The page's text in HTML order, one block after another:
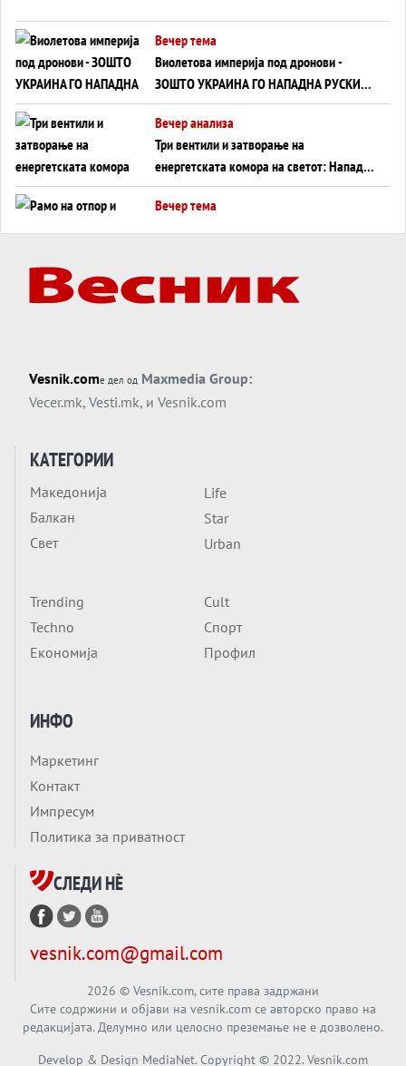
Вечер тема
Виолетова империја под дронови -
ЗОШТО УКРАИНА ГО НАПАДНА РУСКИОТ
WILDBERRIES
Вечер анализа
Три вентили и затворање на
енергетската комора на светот: Нападот
во Суец најавува глобален енергетски
инфаркт?
Вечер тема
Вечер тема
Силиконскиот ѕид веќе не е непробоен,
Вечер тема
Трамп тврди дека повторно „разговара“
со Иран - ваквите моменти се поопасни
трикови што го соборија ЕНРОН ги
применуваат гигантите за ВИ
Вечер тема
ОД ШАХЕД ДО СВЕТСКА ВОЈНА?
Обвинувањето кон Русија го поврзува
ДИПЛОМИ
туѓи судбини
Вечер тема
урива заштитниот ѕид, улиците се полнат
со отпор, а Европа гледа почеток на
голем потрес?
Вечер тема
Кинеска ракета испукана во Пацификот.
Vesnik.comе дел од Maxmedia Group:
Vecer.mk, Vesti.mk, и Vesnik.com
КАТЕГОРИИ
Македонија
Балкан
Свет
Life
Star
Urban
Trending
Techno
Економија
Cult
Спорт
Профил
ИНФО
Маркетинг
Контакт
Импресум
Политика за приватност
СЛЕДИ НÈ
vesnik.com@gmail.com
2026 © Vesnik.com, сите права задржани
Сите содржини и објави на vesnik.com се авторско право на
редакцијата. Делумно или целосно преземање не е дозволено.
Develop & Design MediaNet. Copyright © 2022. Vesnik.com